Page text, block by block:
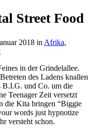
Street Food
2018 in Afrika,
in der Grindelallee.
des Ladens knallen
B.I.G. und Co. um die
Teenager Zeit versetzt
die Kita bringen “Biggie
words just hypnotize
versteht schon.